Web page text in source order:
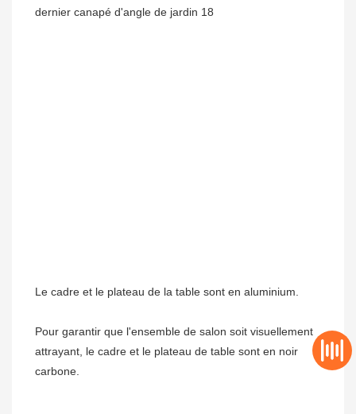
Pour garantir que l'ensemble de salon soit visuellement
attrayant, le cadre et le plateau de table sont en noir